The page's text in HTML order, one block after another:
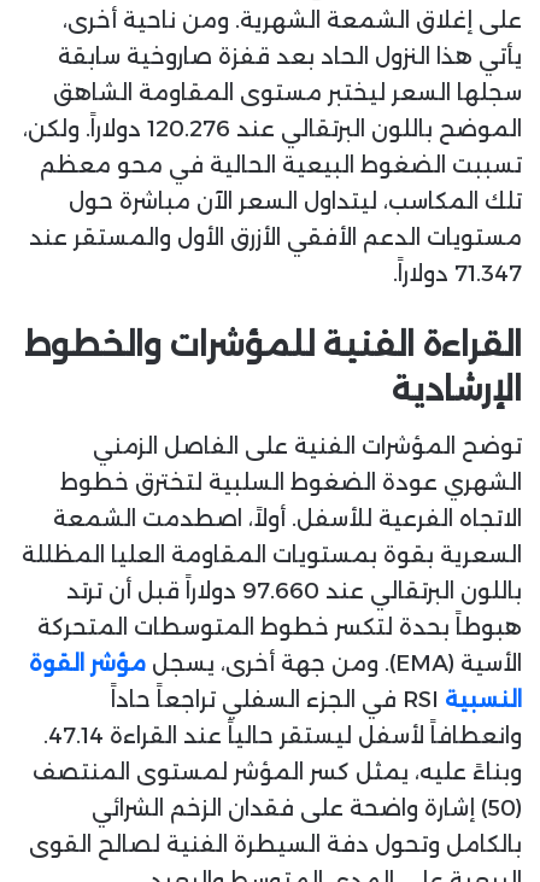
على إغلاق الشمعة الشهرية. ومن ناحية أخرى،
يأتي هذا النزول الحاد بعد قفزة صاروخية سابقة
سجلها السعر ليختبر مستوى المقاومة الشاهق
الموضح باللون البرتقالي عند 120.276 دولاراً. ولكن،
تسببت الضغوط البيعية الحالية في محو معظم
تلك المكاسب، ليتداول السعر الآن مباشرة حول
مستويات الدعم الأفقي الأزرق الأول والمستقر عند
71.347 دولاراً.
القراءة الفنية للمؤشرات والخطوط
الإرشادية
توضح المؤشرات الفنية على الفاصل الزمني
الشهري عودة الضغوط السلبية لتخترق خطوط
الاتجاه الفرعية للأسفل. أولاً، اصطدمت الشمعة
السعرية بقوة بمستويات المقاومة العليا المظللة
باللون البرتقالي عند 97.660 دولاراً قبل أن ترتد
هبوطاً بحدة لتكسر خطوط المتوسطات المتحركة
الأسية (EMA). ومن جهة أخرى، يسجل
مؤشر القوة
النسبية
RSI في الجزء السفلي تراجعاً حاداً
وانعطافاً لأسفل ليستقر حالياً عند القراءة 47.14.
وبناءً عليه، يمثل كسر المؤشر لمستوى المنتصف
(50) إشارة واضحة على فقدان الزخم الشرائي
بالكامل وتحول دفة السيطرة الفنية لصالح القوى